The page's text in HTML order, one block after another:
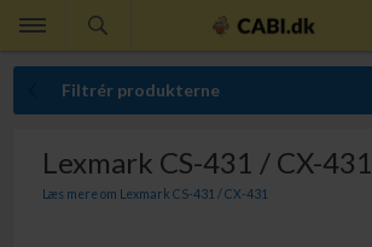
Filtrér produkterne
Lexmark CS-431 / CX-431
Læs mere om Lexmark CS-431 / CX-431